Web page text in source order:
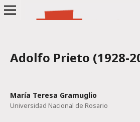
Adolfo Prieto (1928-
María Teresa Gramuglio
Universidad Nacional de Rosario